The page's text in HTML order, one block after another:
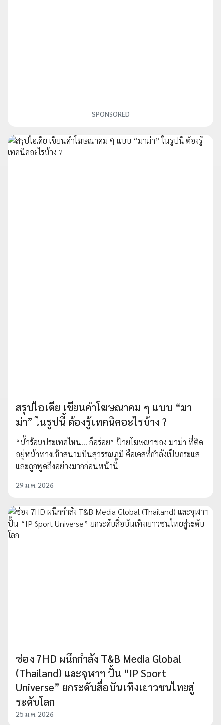
SPONSORED
สรุปไอเดีย เขียนคำโฆษณาคม ๆ แบบ “มา
ม่า” ในรูปนี้ ต้องรู้เทคนิคอะไรบ้าง ?
“น้ำร้อนประเทศไหน… ก็อร่อย” ป้ายโฆษณาของ มาม่า ที่ติด
อยู่หน้าทางเข้าสนามบินสุวรรณภูมิ คือเคสที่กำลังเป็นกระแส
และถูกพูดถึงอย่างมากก่อนหน้านี้
29 ม.ค. 2026
ช่อง 7HD ผนึกกำลัง T&B Media Global
(Thailand) และจุฬาฯ ปั้น “IP Sport
Universe” ยกระดับสื่อบันเทิงเยาวชนไทยสู่
ระดับโลก
25 ม.ค. 2026